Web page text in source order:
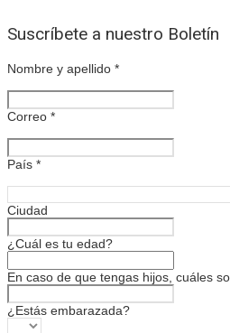
Suscríbete a nuestro Boletín
Nombre y apellido *
Correo *
País *
Ciudad
¿Cuál es tu edad?
En caso de que tengas hijos, cuáles
¿Estás embarazada?